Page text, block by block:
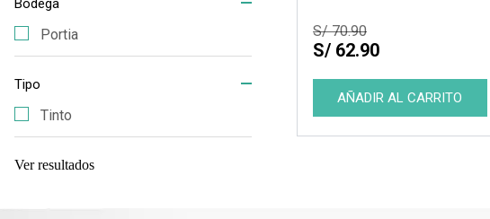
Bodega
Portia
Tipo
Tinto
Ver resultados
S/ 70.90
S/ 62.90